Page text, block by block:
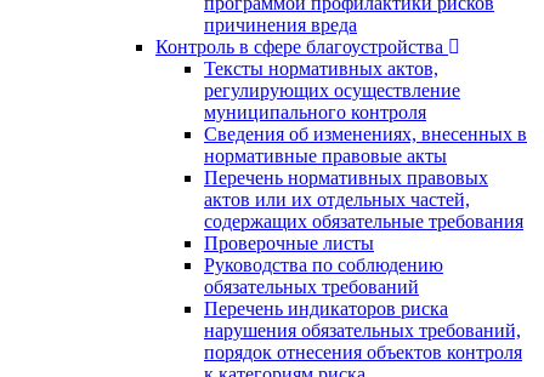
причинения вреда
Контроль в сфере благоустройства
Тексты нормативных актов,
регулирующих осуществление
муниципального контроля
Сведения об изменениях, внесенных в
нормативные правовые акты
Перечень нормативных правовых
актов или их отдельных частей,
содержащих обязательные требования
Проверочные листы
Руководства по соблюдению
обязательных требований
Перечень индикаторов риска
нарушения обязательных требований,
порядок отнесения объектов контроля